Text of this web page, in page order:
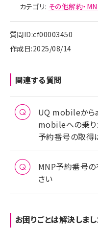
カテゴリ: その他解約・
質問ID:cf00003450
作成日:2025/08/14
関連する質問
UQ mobileから
mobileへの乗り
予約番号の取得
MNP予約番号の
さい
お困りごとは解決しまし